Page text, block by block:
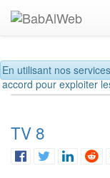
En utilisant nos
accord pour exploiter
TV 8